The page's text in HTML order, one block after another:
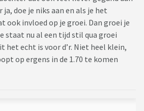
doe je niks aan en als je het
ook invloed op je groei. Dan groei je
staat nu al een tijd stil qua groei
het echt is voor d’r. Niet heel klein,
op ergens in de 1.70 te komen